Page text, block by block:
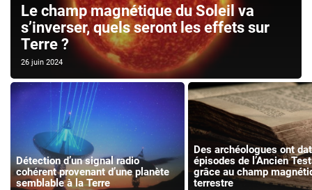
Le champ magnétique du Soleil va
s’inverser, quels seront les effets sur
Terre ?
26 juin 2024
Détection d’un signal radio
cohérent provenant d’une planète
semblable à la Terre
Des archéologues ont
épisodes de l’Ancien
grâce au champ
terrestre